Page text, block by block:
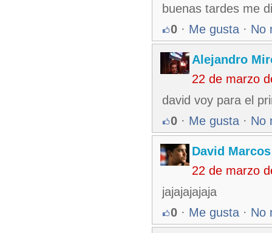
buenas tardes me
0 · Me gusta · No
Alejandro
22 de marzo
david voy para el
0 · Me gusta · No
David Marcos
22 de marzo
jajajajajaja
0 · Me gusta · No